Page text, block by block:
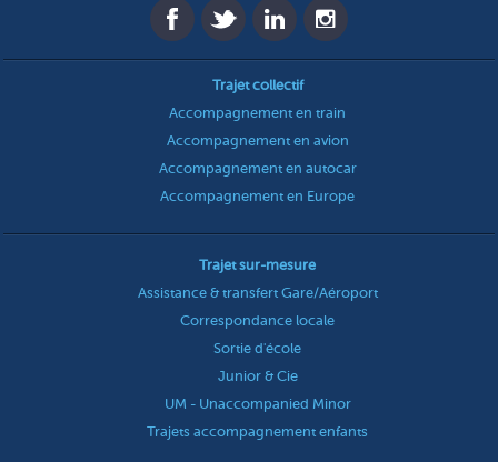
Trajet collectif
Accompagnement en train
Accompagnement en avion
Accompagnement en autocar
Accompagnement en Europe
Trajet sur-mesure
Assistance & transfert Gare/Aéroport
Correspondance locale
Sortie d'école
Junior & Cie
UM - Unaccompanied Minor
Trajets accompagnement enfants